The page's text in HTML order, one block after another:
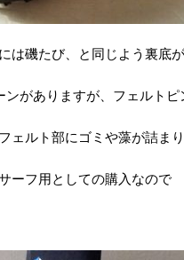
は磯たび、と同じよう裏底
がありますが、フェルトピ
ェルト部にゴミや藻が詰ま
ーフ用としての購入なので